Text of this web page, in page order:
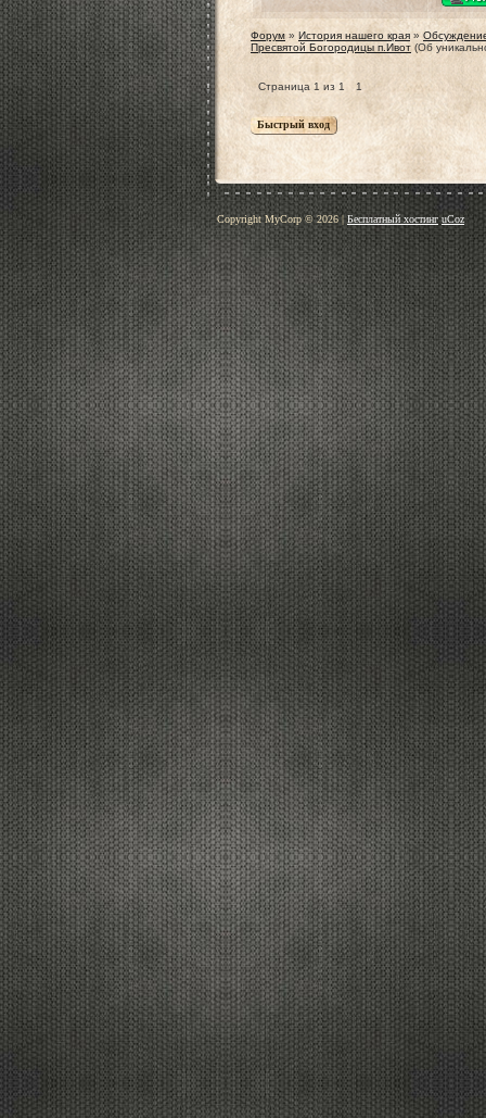
Форум » История нашего края »
Пресвятой Богородицы п.Ивот (Об
Страница 1 из 1 1
Copyright MyCorp © 2026|Бесплатный хостинг uCoz